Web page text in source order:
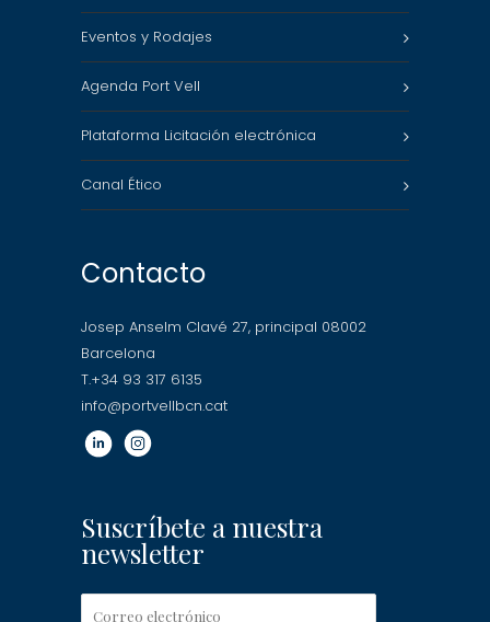
Eventos y Rodajes
Agenda Port Vell
Plataforma Licitación electrónica
Canal Ético
Contacto
Josep Anselm Clavé 27, principal 08002
Barcelona
T.+34 93 317 6135
info@portvellbcn.cat
Suscríbete a nuestra
newsletter